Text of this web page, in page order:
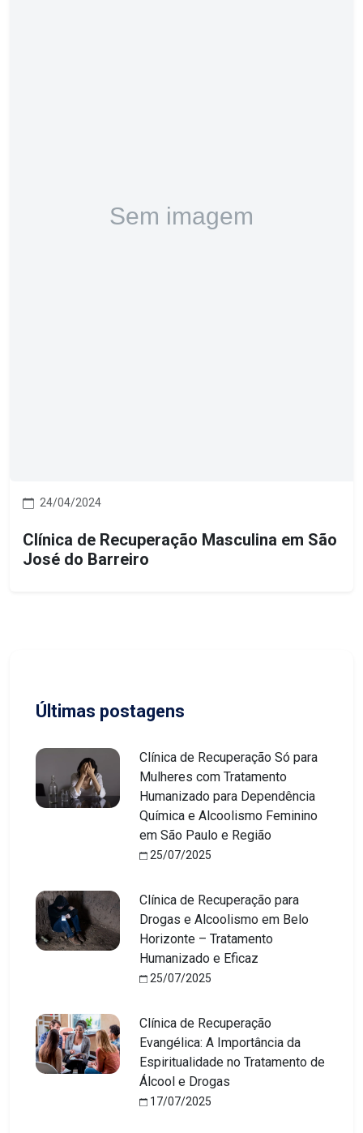
24/04/2024
Clínica de Recuperação Masculina em São
José do Barreiro
Últimas postagens
Clínica de Recuperação Só para
Mulheres com Tratamento
Humanizado para Dependência
Química e Alcoolismo Feminino
em São Paulo e Região
25/07/2025
Clínica de Recuperação para
Drogas e Alcoolismo em Belo
Horizonte – Tratamento
Humanizado e Eficaz
25/07/2025
Clínica de Recuperação
Evangélica: A Importância da
Espiritualidade no Tratamento de
Álcool e Drogas
17/07/2025